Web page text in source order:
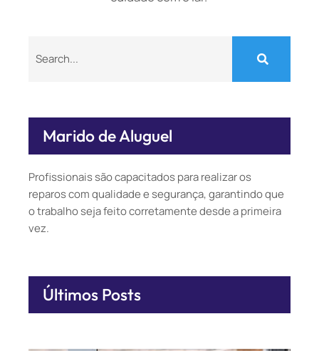
Marido de Aluguel
Profissionais são capacitados para realizar os
reparos com qualidade e segurança, garantindo que
o trabalho seja feito corretamente desde a primeira
vez.
Últimos Posts